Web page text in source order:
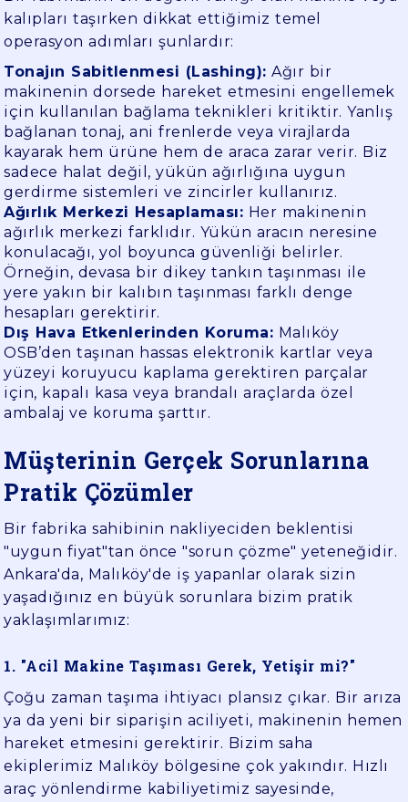
kalıpları taşırken dikkat ettiğimiz temel
operasyon adımları şunlardır:
Tonajın Sabitlenmesi (Lashing): Ağır bir
makinenin dorsede hareket etmesini engellemek
için kullanılan bağlama teknikleri kritiktir. Yanlış
bağlanan tonaj, ani frenlerde veya virajlarda
kayarak hem ürüne hem de araca zarar verir. Biz
sadece halat değil, yükün ağırlığına uygun
gerdirme sistemleri ve zincirler kullanırız.
Ağırlık Merkezi Hesaplaması: Her makinenin
ağırlık merkezi farklıdır. Yükün aracın neresine
konulacağı, yol boyunca güvenliği belirler.
Örneğin, devasa bir dikey tankın taşınması ile
yere yakın bir kalıbın taşınması farklı denge
hesapları gerektirir.
Dış Hava Etkenlerinden Koruma: Malıköy
OSB’den taşınan hassas elektronik kartlar veya
yüzeyi koruyucu kaplama gerektiren parçalar
için, kapalı kasa veya brandalı araçlarda özel
ambalaj ve koruma şarttır.
Müşterinin Gerçek Sorunlarına
Pratik Çözümler
Bir fabrika sahibinin nakliyeciden beklentisi
"uygun fiyat"tan önce "sorun çözme" yeteneğidir.
Ankara'da, Malıköy'de iş yapanlar olarak sizin
yaşadığınız en büyük sorunlara bizim pratik
yaklaşımlarımız:
1. "Acil Makine Taşıması Gerek, Yetişir mi?"
Çoğu zaman taşıma ihtiyacı plansız çıkar. Bir arıza
ya da yeni bir siparişin aciliyeti, makinenin hemen
hareket etmesini gerektirir. Bizim saha
ekiplerimiz Malıköy bölgesine çok yakındır. Hızlı
araç yönlendirme kabiliyetimiz sayesinde,